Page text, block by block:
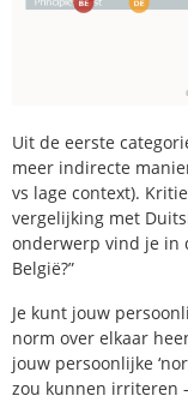
Uit de eerste
meer indirecte
vs lage context).
vergelijking met
onderwerp vind je in
België?”
Je kunt jouw
norm over elkaar
jouw persoonlijke
zou kunnen irriteren